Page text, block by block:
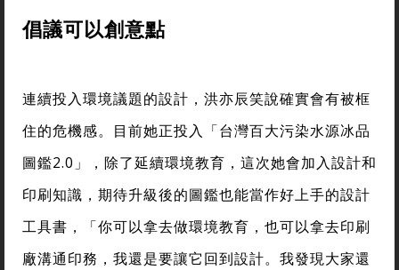
倡議可以創意點
連續投入環境議題的設計，洪亦辰笑說確實會有被框
住的危機感。目前她正投入「台灣百大污染水源冰品
圖鑑2.0」，除了延續環境教育，這次她會加入設計和
印刷知識，期待升級後的圖鑑也能當作好上手的設計
工具書，「你可以拿去做環境教育，也可以拿去印刷
廠溝通印務，我還是要讓它回到設計。我發現大家還